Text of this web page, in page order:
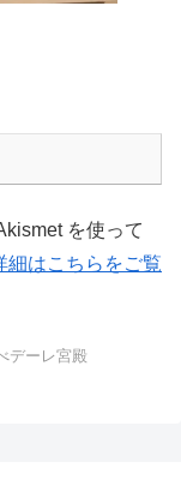
を使って
細はこちらをご覧
デーレ宮殿